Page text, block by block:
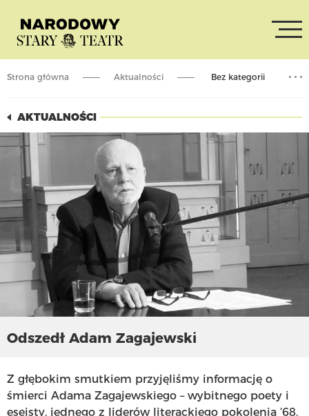
Strona główna Bez kategorii
Aktualności
AKTUALNOŚCI
Odszedł Adam Zagajewski
Z głębokim smutkiem przyjęliśmy informację o
śmierci Adama Zagajewskiego – wybitnego poety i
eseisty, jednego z liderów literackiego pokolenia ’68.